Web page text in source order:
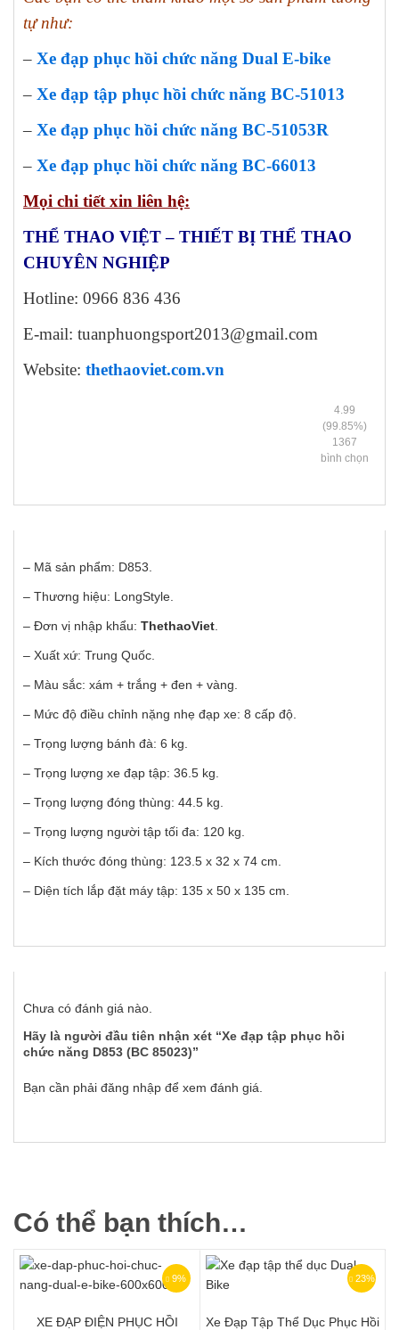
tự như:
– Xe đạp phục hồi chức năng Dual E-bike
– Xe đạp tập phục hồi chức năng BC-51013
– Xe đạp phục hồi chức năng BC-51053R
– Xe đạp phục hồi chức năng BC-66013
Mọi chi tiết xin liên hệ:
THỂ THAO VIỆT – THIẾT BỊ THỂ THAO
CHUYÊN NGHIỆP
Hotline: 0966 836 436
E-mail: tuanphuongsport2013@gmail.com
Website: thethaoviet.com.vn
4.99
(99.85%)
1367
bình chọn
– Mã sản phẩm: D853.
– Thương hiệu: LongStyle.
– Đơn vị nhập khẩu: ThethaoViet
– Xuất xứ: Trung Quốc.
– Màu sắc: xám + trắng + đen + vàng.
– Mức độ điều chỉnh nặng nhẹ đạp xe: 8 cấp độ.
– Trọng lượng bánh đà: 6 kg.
– Trọng lượng xe đạp tập: 36.5 kg.
– Trọng lượng đóng thùng: 44.5 kg.
– Trọng lượng người tập tối đa: 120 kg.
– Kích thước đóng thùng: 123.5 x 32 x 74 cm.
– Diện tích lắp đặt máy tập: 135 x 50 x 135 cm.
Chưa có đánh giá nào.
Hãy là người đầu tiên nhận xét “Xe đạp tập phục hồi
chức năng D853 (BC 85023)”
Bạn cần phải đăng nhập để xem đánh giá.
Có thể bạn thích…
9%
XE ĐẠP ĐIỆN PHỤC HỒI
23%
Xe Đạp Tập Thể Dục Phục Hồi